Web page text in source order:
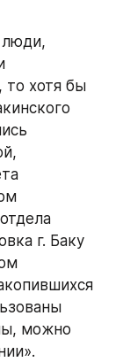
люди,
хотя бы
г. Баку
можно